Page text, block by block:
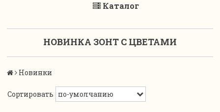
Каталог
НОВИНКА ЗОНТ С ЦВЕТАМИ
Новинки
Сортировать